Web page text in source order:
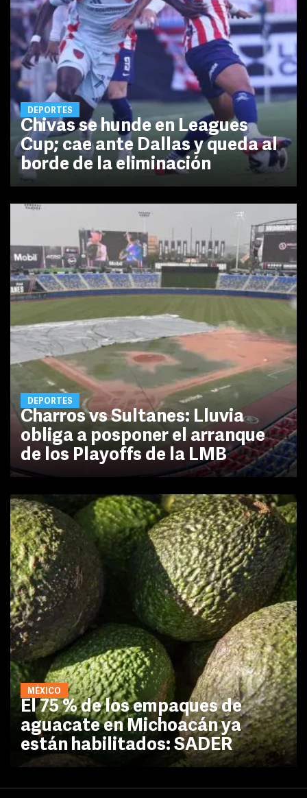
DEPORTES
Chivas se hunde en Leagues
Cup; cae ante Dallas y queda al
borde de la eliminación
DEPORTES
Charros vs Sultanes: Lluvia
obliga a posponer el arranque
de los Playoffs de la LMB
MÉXICO
El 75 % de los empaques de
aguacate en Michoacán ya
están habilitados: SADER